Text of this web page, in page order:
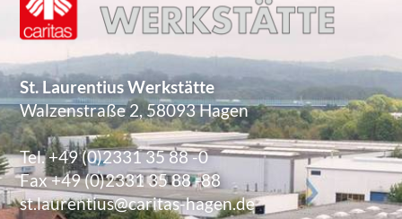
St. Laurentius Werkstätte
Walzenstraße 2, 58093 Hagen
Tel. +49 (0)2331 35 88 -0
Fax +49 (0)2331 35 88 -88
st.laurentius@caritas-hagen.de